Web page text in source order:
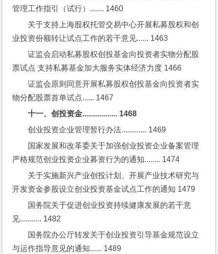
管理工作指引（试行）....... 1460
关于支持上海股权托管交易中心开展私募股权和创
业投资份额转让试点工作的若干意见...... 1463
证监会启动私募股权创投基金向投资者实物分配股
票试点 支持私募基金加大服务实体经济力度 1466
证监会原则同意开展私募股权创投基金向投资者实
物分配股票首单试点...... 1467
十一、创投资金.................. 1468
创业投资企业管理暂行办法............. 1469
国家发展和改革委关于加强创业投资企业备案管理
严格规范创业投资企业募资行为的通知........ 1474
关于实施新兴产业创投计划、开展产业技术研究与
开发资金参股设立创业投资基金试点工作的通知 1479
国务院关于促进创业投资持续健康发展的若干意
见........... 1482
国务院办公厅转发关于创业投资引导基金规范设立
与运作指导意见的通知...... 1489